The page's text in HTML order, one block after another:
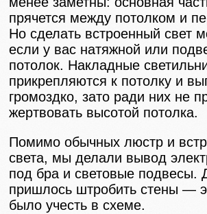
прячется между потолком и
Но сделать встроенный свет
если у вас натяжной или
потолок. Накладные
прикрепляются к потолку и
громоздко, зато ради них не
жертвовать высотой потолка.
Помимо обычных люстр и
света, мы делали вывод
под бра и световые подвесы.
пришлось штробить стены —
было учесть в схеме.